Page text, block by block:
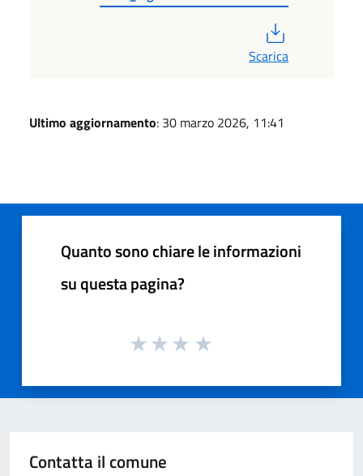
Scarica
Ultimo aggiornamento: 30 marzo 2026, 11:41
Quanto sono chiare le informazioni
su questa pagina?
Contatta il comune